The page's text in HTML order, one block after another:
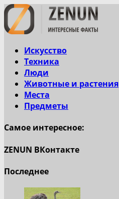
Искусство
Техника
Люди
Животные и растения
Места
Предметы
Самое интересное:
ZENUN ВКонтакте
Последнее